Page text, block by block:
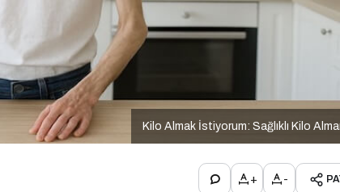
Kilo Almak İstiyorum: Sağlıklı Kilo
+ -